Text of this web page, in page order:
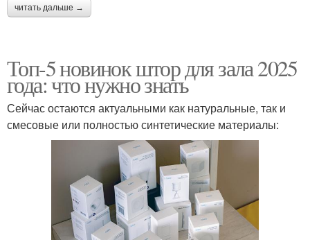
читать дальше →
Топ-5 новинок штор для зала 2025
года: что нужно знать
Сейчас остаются актуальными как натуральные, так и
смесовые или полностью синтетические материалы: